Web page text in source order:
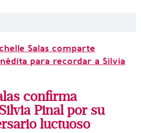
Salas comparte
para recordar a Silvia
confirma
Pinal por su
luctuoso